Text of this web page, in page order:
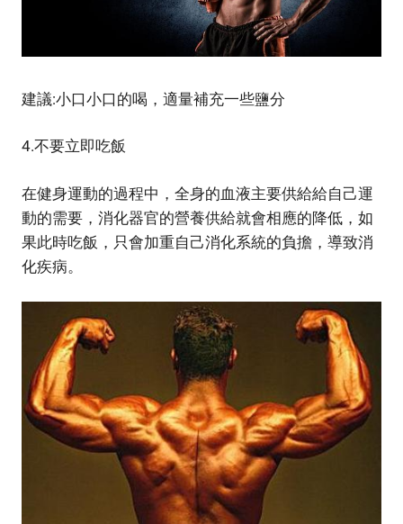
建議:小口小口的喝，適量補充一些鹽分
4.不要立即吃飯
在健身運動的過程中，全身的血液主要供給給自己運
動的需要，消化器官的營養供給就會相應的降低，如
果此時吃飯，只會加重自己消化系統的負擔，導致消
化疾病。